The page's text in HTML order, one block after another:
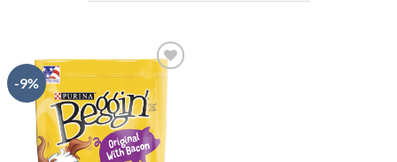
-9%
A LA
LISTA
DE
DESEOS